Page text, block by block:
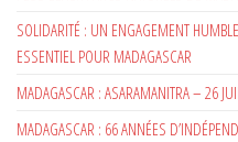
SOLIDARITÉ : UN ENGAGEMENT
ESSENTIEL POUR MADAGASCAR
MADAGASCAR : ASARAMANITRA – 26
MADAGASCAR : 66 ANNÉES